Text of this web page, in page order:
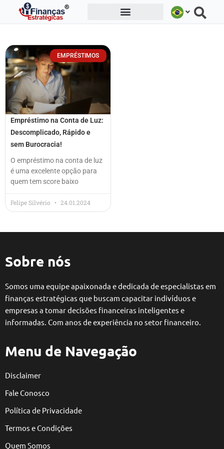
EMPRÉSTIMOS
Empréstimo na Conta de Luz:
Descomplicado, Rápido e
sem Burocracia!
O empréstimo na conta de luz
é uma excelente opção para
quem tem score baixo
Felipe Silvério 24.01.2024
Sobre nós
Somos uma equipe apaixonada e dedicada de especialistas em
finanças estratégicas que buscam capacitar indivíduos e
empresas a tomar decisões financeiras inteligentes e
informadas. Com anos de experiência no setor financeiro.
Menu de Navegação
Disclaimer
Fale Conosco
Política de Privacidade
Termos e Condições
Quem Somos